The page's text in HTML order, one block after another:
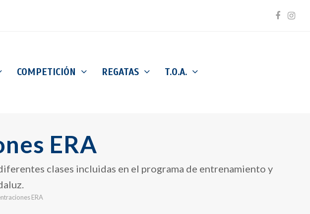
COMPETICIÓN REGATAS T.O.A.
ERA
clases incluidas en el programa de entrenamiento y
ERA